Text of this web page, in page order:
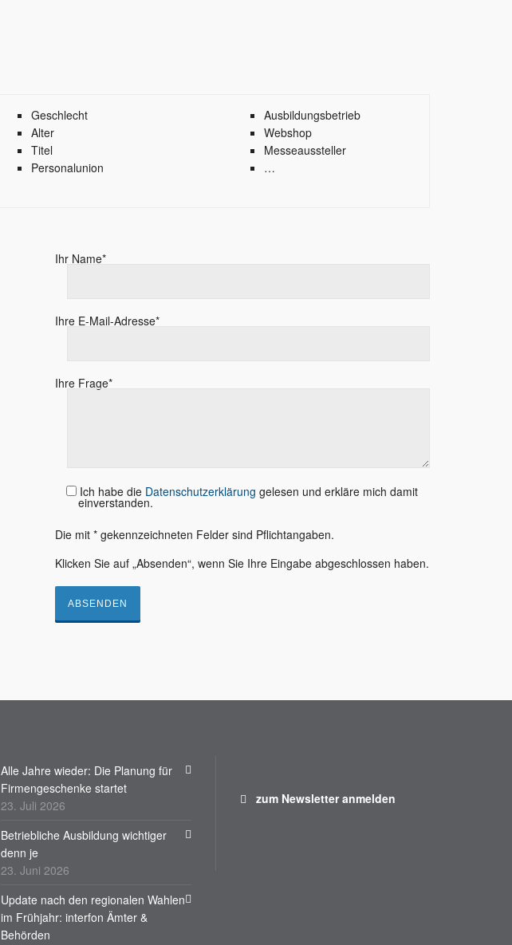
Geschlecht
Alter
Titel
Personalunion
Ausbildungsbetrieb
Webshop
Messeaussteller
…
Ihr Name*
Ihre E-Mail-Adresse*
Ihre Frage*
Ich habe die Datenschutzerklärung gelesen und erkläre mich damit
einverstanden.
Die mit * gekennzeichneten Felder sind Pflichtangaben.
Klicken Sie auf „Absenden“, wenn Sie Ihre Eingabe abgeschlossen haben.
Alle Jahre wieder: Die Planung für
Firmengeschenke startet
23. Juli 2026
Betriebliche Ausbildung wichtiger
denn je
23. Juni 2026
Update nach den regionalen Wahlen
im Frühjahr: interfon Ämter &
Behörden
zum Newsletter anmelden